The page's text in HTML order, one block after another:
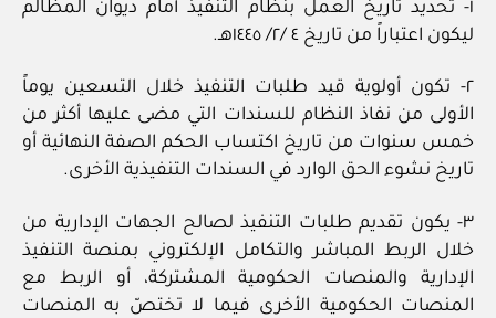
١- تحديد تاريخ العمل بنظام التنفيذ أمام ديوان المظالم
ليكون اعتباراً من تاريخ ٤ /٢/ ١٤٤٥هـ.
٢- تكون أولوية قيد طلبات التنفيذ خلال التسعين يوماً
الأولى من نفاذ النظام للسندات التي مضى عليها أكثر من
خمس سنوات من تاريخ اكتساب الحكم الصفة النهائية أو
تاريخ نشوء الحق الوارد في السندات التنفيذية الأخرى.
٣- يكون تقديم طلبات التنفيذ لصالح الجهات الإدارية من
خلال الربط المباشر والتكامل الإلكتروني بمنصة التنفيذ
الإدارية والمنصات الحكومية المشتركة، أو الربط مع
المنصات الحكومية الأخرى فيما لا تختصّ به المنصات